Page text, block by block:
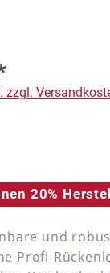
zzgl.
Bewertung von
20%
und
Profi-